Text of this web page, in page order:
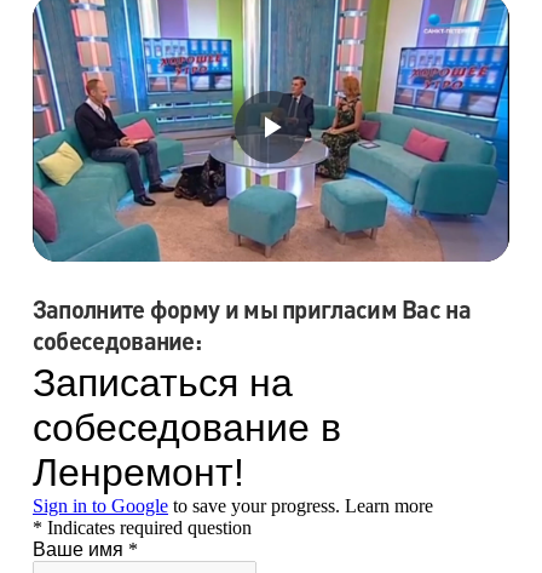
Заполните форму и мы пригласим Вас на
собеседование: